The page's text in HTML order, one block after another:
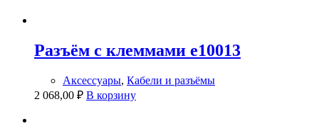
Разъём с клеммами e10013
Аксессуары, Кабели и разъёмы
2 068,00 ₽ В корзину